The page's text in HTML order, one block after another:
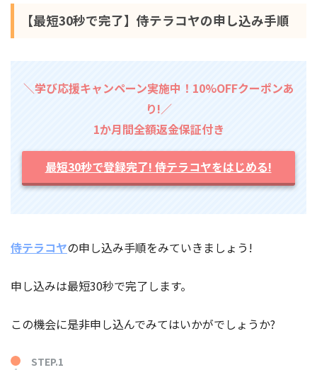
【最短30秒で完了】侍テラコヤの申し込み手順
＼学び応援キャンペーン実施中！10%OFFクーポンあ
り!／
1か月間全額返金保証付き
最短30秒で登録完了! 侍テラコヤをはじめる!
侍テラコヤの申し込み手順をみていきましょう!
申し込みは最短30秒で完了します。
この機会に是非申し込んでみてはいかがでしょうか?
STEP.1